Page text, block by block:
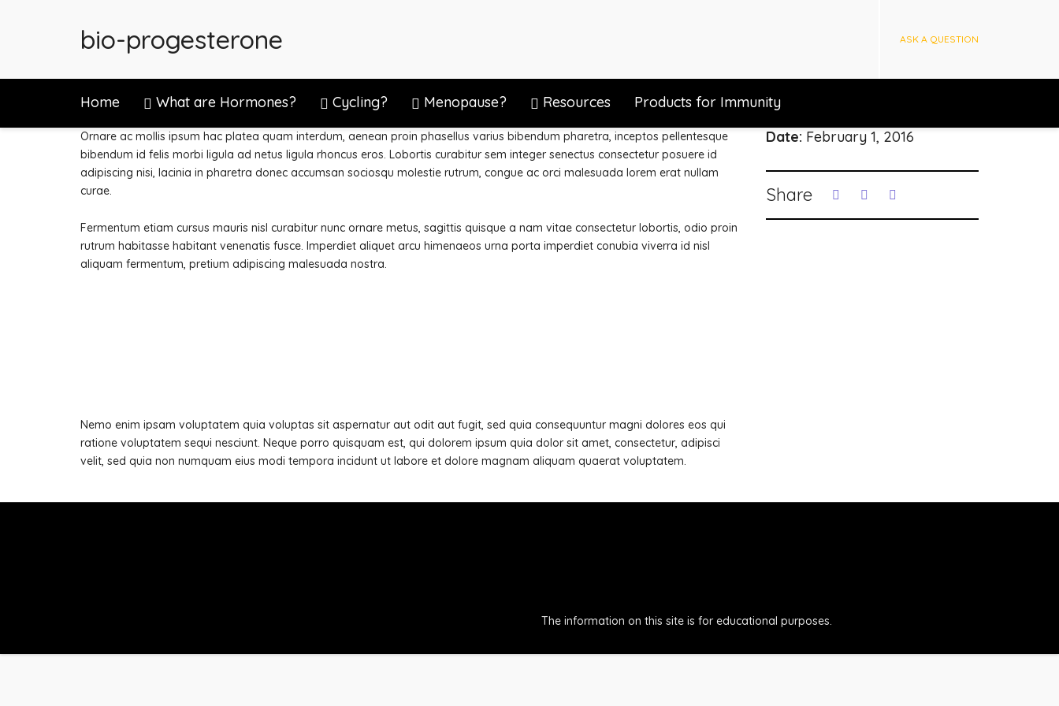
bio-progesterone ASK A QUESTION
Home What are Hormones? Cycling? Menopause? Resources Products for Immunity
Ornare ac mollis ipsum hac platea quam interdum, aenean proin phasellus varius bibendum pharetra, inceptos pellentesque
bibendum id felis morbi ligula ad netus ligula rhoncus eros. Lobortis curabitur sem integer senectus consectetur posuere id
adipiscing nisi, lacinia in pharetra donec accumsan sociosqu molestie rutrum, congue ac orci malesuada lorem erat nullam
curae.
Fermentum etiam cursus mauris nisl curabitur nunc ornare metus, sagittis quisque a nam vitae consectetur lobortis, odio proin
rutrum habitasse habitant venenatis fusce. Imperdiet aliquet arcu himenaeos urna porta imperdiet conubia viverra id nisl
aliquam fermentum, pretium adipiscing malesuada nostra.
Nemo enim ipsam voluptatem quia voluptas sit aspernatur aut odit aut fugit, sed quia consequuntur magni dolores eos qui
ratione voluptatem sequi nesciunt. Neque porro quisquam est, qui dolorem ipsum quia dolor sit amet, consectetur, adipisci
velit, sed quia non numquam eius modi tempora incidunt ut labore et dolore magnam aliquam quaerat voluptatem.
Date: February 1, 2016
Share
The information on this site is for educational purposes.